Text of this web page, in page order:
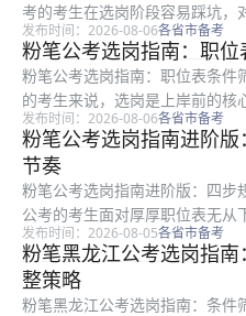
考的考生在选岗阶段容易踩坑，
偏差错过合适岗位，甚至浪费报
岗误区避坑指南，适合所有备考
位表条件...
发布时间：2026-08-06各省市备考
粉笔公考选岗指南：职
粉笔公考选岗指南：职位表条件
的考生来说，选岗是上岸前的核
表、漏看条件踩坑。本文是粉笔
性选岗指南，面向所有备考公考
误区排查、...
发布时间：2026-08-06各省市备考
粉笔公考选岗指南进阶
节奏
粉笔公考选岗指南进阶版：四步
公考的考生面对厚厚职位表无
件、筛选岗位，很容易踩中报考
合多年选岗指导经验整理的进阶
考公考的考...
发布时间：2026-08-05各省市备考
粉笔黑龙江公考选岗指
整策略
粉笔黑龙江公考选岗指南：条件